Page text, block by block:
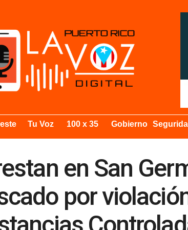
Tu Voz 100 x 35 Gobierno
en San
por